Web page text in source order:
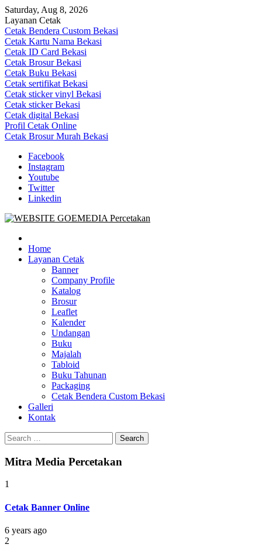
Skip
to
content
Saturday, Aug 8, 2026
Layanan Cetak
Cetak Bendera Custom Bekasi
Cetak Kartu Nama Bekasi
Cetak ID Card Bekasi
Cetak Brosur Bekasi
Cetak Buku Bekasi
Cetak sertifikat Bekasi
Cetak sticker vinyl Bekasi
Cetak sticker Bekasi
Cetak digital Bekasi
Profil Cetak Online
Cetak Brosur Murah Bekasi
Facebook
Instagram
Youtube
Twitter
Linkedin
Goe Media Percetakan | 0822-4439-5599 (Call/WA)
0822-4439-5599 (Call/WA) Percetakan jasa cetak banner buku yasin
invoice kartu nama label map nota spanduk stiker undangan
pernikahan murah online 24 jam
Home
Layanan Cetak
Banner
Company Profile
Katalog
Brosur
Leaflet
Kalender
Undangan
Buku
Majalah
Tabloid
Buku Tahunan
Packaging
Cetak Bendera Custom Bekasi
Galleri
Kontak
Search
for:
Mitra Media Percetakan
1
Cetak Banner Online
6 years ago
2